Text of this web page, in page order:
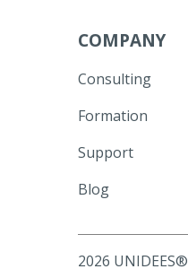
COMPANY
Consulting
Formation
Support
Blog
2026 UNIDEES®